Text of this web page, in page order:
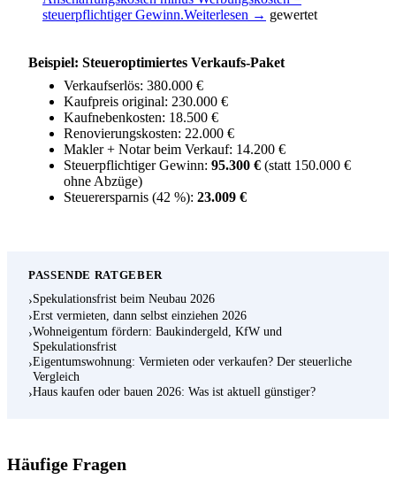
steuerpflichtiger Gewinn.Weiterlesen → gewertet
Beispiel: Steueroptimiertes Verkaufs-Paket
Verkaufserlös: 380.000 €
Kaufpreis original: 230.000 €
Kaufnebenkosten: 18.500 €
Renovierungskosten: 22.000 €
Makler + Notar beim Verkauf: 14.200 €
Steuerpflichtiger Gewinn: 95.300 € (statt 150.000 €
ohne Abzüge)
Steuerersparnis (42 %): 23.009 €
PASSENDE RATGEBER
›Spekulationsfrist beim Neubau 2026
›Erst vermieten, dann selbst einziehen 2026
›Wohneigentum fördern: Baukindergeld, KfW und
Spekulationsfrist
›Eigentumswohnung: Vermieten oder verkaufen? Der steuerliche
Vergleich
›Haus kaufen oder bauen 2026: Was ist aktuell günstiger?
Häufige Fragen